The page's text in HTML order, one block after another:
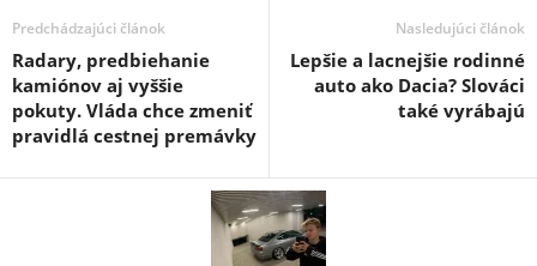
Predchádzajúci článok
Radary, predbiehanie
kamiónov aj vyššie
pokuty. Vláda chce zmeniť
pravidlá cestnej premávky
Nasledujúci článok
Lepšie a lacnejšie rodinné
auto ako Dacia? Slováci
také vyrábajú